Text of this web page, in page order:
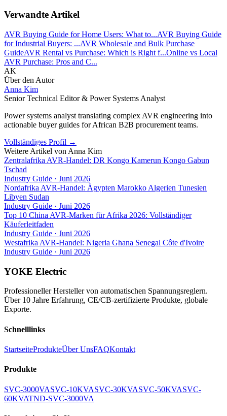
Verwandte Artikel
AVR Buying Guide for Home Users: What to...AVR Buying Guide
for Industrial Buyers: ...AVR Wholesale and Bulk Purchase
GuideAVR Rental vs Purchase: Which is Right f...Online vs Local
AVR Purchase: Pros and C...
AK
Über den Autor
Anna Kim
Senior Technical Editor & Power Systems Analyst
Power systems analyst translating complex AVR engineering into
actionable buyer guides for African B2B procurement teams.
Vollständiges Profil →
Weitere Artikel von Anna Kim
Zentralafrika AVR-Handel: DR Kongo Kamerun Kongo Gabun
Tschad
Industry Guide · Juni 2026
Nordafrika AVR-Handel: Ägypten Marokko Algerien Tunesien
Libyen Sudan
Industry Guide · Juni 2026
Top 10 China AVR-Marken für Afrika 2026: Vollständiger
Käuferleitfaden
Industry Guide · Juni 2026
Westafrika AVR-Handel: Nigeria Ghana Senegal Côte d'Ivoire
Industry Guide · Juni 2026
YOKE Electric
Professioneller Hersteller von automatischen Spannungsreglern.
Über 10 Jahre Erfahrung, CE/CB-zertifizierte Produkte, globale
Exporte.
Schnelllinks
StartseiteProdukteÜber UnsFAQKontakt
Produkte
SVC-3000VASVC-10KVASVC-30KVASVC-50KVASVC-
60KVATND-SVC-3000VA